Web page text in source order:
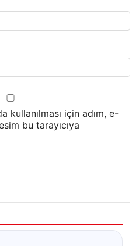
kullanılması için adım, e-
bu tarayıcıya